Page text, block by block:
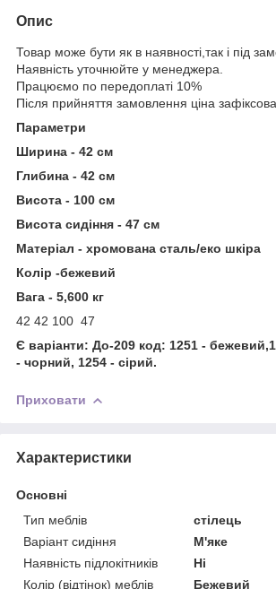
Опис
Товар може бути як в наявності,так і під
Наявність уточнюйте у менеджера.
Працюємо по передоплаті 10%
Після прийняття замовлення ціна
Параметри
Ширина - 42 см
Глибина - 42 см
Висота - 100 см
Висота сидіння - 47 см
Матеріал - хромована сталь/еко шкіра
Колір -бежевий
Вага - 5,600 кг
42 42 100 47
Є варіанти: До-209 код: 1251 -
- чорний, 1254 - сірий.
Приховати
Характеристики
Основні
Тип меблів
стілець
Варіант сидіння
М'яке
Наявність підлокітників
Ні
Колір (відтінок) меблів
Бежевий